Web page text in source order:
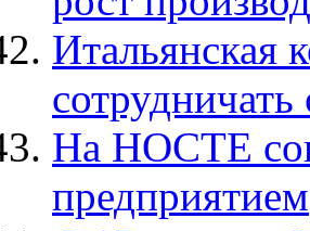
Итальянская
На НОСТЕ
предприятием